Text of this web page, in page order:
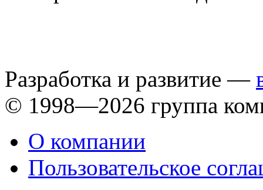
Разработка и развитие —
© 1998—2026 группа
О компании
Пользовательское